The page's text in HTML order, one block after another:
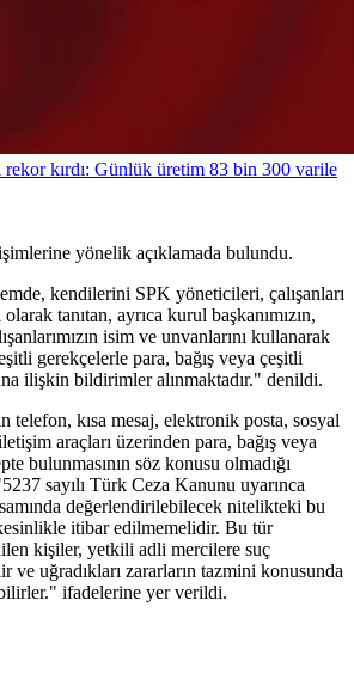
kırdı: Günlük üretim 83 bin 300 varile
yönelik açıklamada bulundu.
kendilerini SPK yöneticileri, çalışanları
tanıtan, ayrıca kurul başkanımızın,
isim ve unvanlarını kullanarak
gerekçelerle para, bağış veya çeşitli
ilişkin bildirimler alınmaktadır." denildi.
telefon, kısa mesaj, elektronik posta, sosyal
araçları üzerinden para, bağış veya
bulunmasının söz konusu olmadığı
sayılı Türk Ceza Kanunu uyarınca
değerlendirilebilecek nitelikteki bu
itibar edilmemelidir. Bu tür
kişiler, yetkili adli mercilere suç
ve uğradıkları zararların tazmini konusunda
ifadelerine yer verildi.